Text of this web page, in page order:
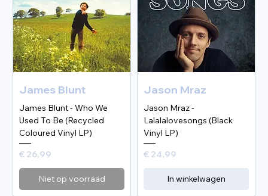
James Blunt
James Blunt - Who We
Used To Be (Recycled
Coloured Vinyl LP)
Prijs
€ 26,99
Niet op voorraad
Jason Mraz
Jason Mraz -
Lalalalovesongs (Black
Vinyl LP)
Prijs
€ 24,99
In winkelwagen